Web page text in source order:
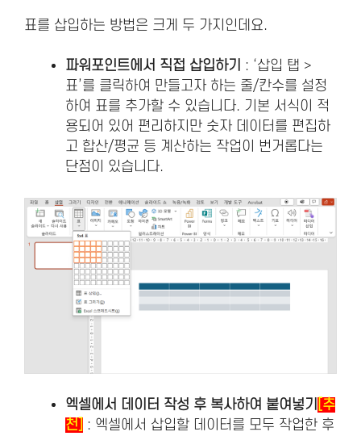
표를 삽입하는 방법은 크게 두 가지인데요.
파워포인트에서 직접 삽입하기
: ‘삽입 탭 >
표’를 클릭하여 만들고자 하는 줄/칸수를 설정
하여 표를 추가할 수 있습니다. 기본 서식이 적
용되어 있어 편리하지만 숫자 데이터를 편집하
고 합산/평균 등 계산하는 작업이 번거롭다는
단점이 있습니다.
엑셀에서 데이터 작성 후 복사하여 붙여넣기
[추
천]
: 엑셀에서 삽입할 데이터를 모두 작업한 후